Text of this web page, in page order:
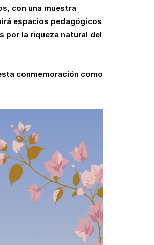
con una muestra
espacios pedagógicos
por la riqueza natural del
conmemoración como